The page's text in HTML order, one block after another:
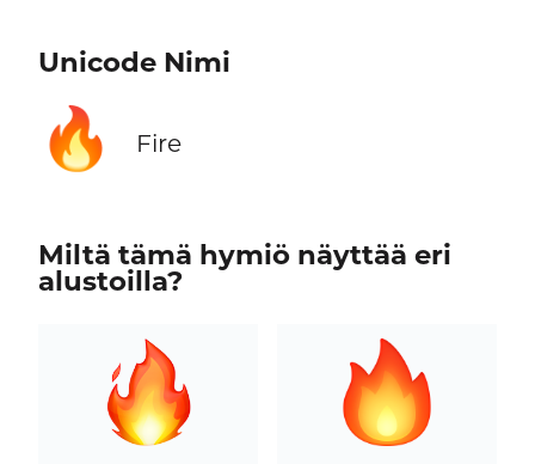
Unicode Nimi
🔥 Fire
Miltä tämä hymiö näyttää eri
alustoilla?